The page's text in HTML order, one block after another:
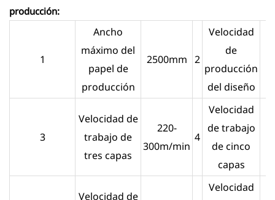
producción:
1
Ancho
máximo del
papel de
producción
2500mm 2
Velocidad
de
producción
del diseño
3
Velocidad de
trabajo de
tres capas
220-
300m/min
4
Velocidad
de trabajo
de cinco
capas
Velocidad de
Velocidad